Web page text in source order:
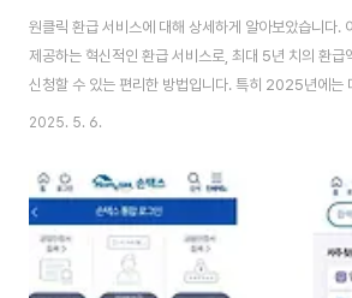
원클릭 환급 서비스에 대해 상세하게 알아보았습니다.
제공하는 혁신적인 환급 서비스로, 최대 5년 치의 환급
신청할 수 있는 편리한 방법입니다. 특히 2025년에는
받을 수 있는 방법이 마련되어 있습니다.1. 원클릭 환급
수 있도록 도와줍니다. 이 서비스는 특히 세금 환급을
거치지 않아도 되기 때문에 많은 사람들이 이용하고
급액 확인 방법2025년 기준으로 환급액을 확인하는
홈택스에 접속하여 로그인한 후, 환급금 확인 메뉴를
인의 소득에 따라 ..
2025. 5. 6.